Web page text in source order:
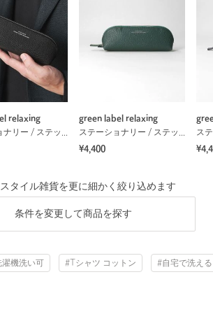
relaxing
ステーショナリー / ステッカー
green label relaxing
ステーショナリー / ステッカー
¥4,400
タイル雑貨を更に細かく絞り込めます
条件を変更して商品を探す
機洗い可 #Tシャツ コットン #自宅で洗える